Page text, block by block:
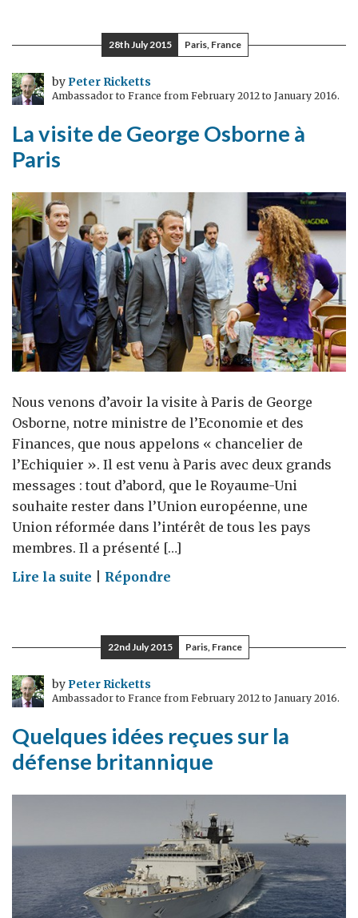
humanitaire
en
Syrie
28th July 2015 Paris, France
byPeter Ricketts
Ambassador to France from February 2012 to January 2016.
La visite de George Osborne à
Paris
Nous venons d’avoir la visite à Paris de George
Osborne, notre ministre de l’Economie et des
Finances, que nous appelons « chancelier de
l’Echiquier ». Il est venu à Paris avec deux grands
messages : tout d’abord, que le Royaume-Uni
souhaite rester dans l’Union européenne, une
Union réformée dans l’intérêt de tous les pays
membres. Il a présenté […]
Lire la suite on
de
George
Osborne
à
Répondre
22nd July 2015 Paris, France
byPeter Ricketts
Ambassador to France from February 2012 to January 2016.
Quelques idées reçues sur la
défense britannique